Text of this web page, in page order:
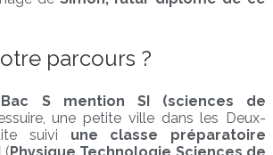
parcours ?
S mention SI (sciences de
une petite ville dans les Deux-
suivi une classe préparatoire